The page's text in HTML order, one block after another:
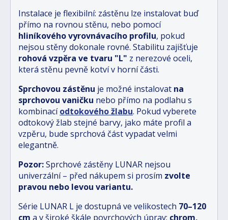
Instalace je flexibilní: zástěnu lze instalovat buď
přímo na rovnou stěnu, nebo pomocí
hliníkového vyrovnávacího profilu, pokud
nejsou stěny dokonale rovné. Stabilitu zajišťuje
rohová vzpěra ve tvaru "L" z nerezové oceli,
která stěnu pevně kotví v horní části.
Sprchovou zástěnu je možné instalovat na
sprchovou vaničku nebo přímo na podlahu s
kombinací odtokového žlabu. Pokud vyberete
odtokový žlab stejné barvy, jako máte profil a
vzpěru, bude sprchová část vypadat velmi
elegantně.
Pozor:Sprchové zástěny LUNAR nejsou
univerzální – před nákupem si prosím zvolte
pravou nebo levou variantu.
Série LUNAR L je dostupná ve velikostech 70–120
cm a v široké škále povrchových úprav: chrom,